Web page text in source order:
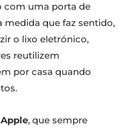
com uma porta de
medida que faz sentido,
o lixo eletrónico,
reutilizem
por casa quando
Apple, que sempre